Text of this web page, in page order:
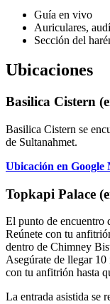
Guía en vivo
Auriculares,
Sección del
Ubicaciones
Basilica Cistern
Basilica Cistern se
de Sultanahmet.
Ubicación en Google
Topkapi Palace
El punto de encuentro
Reúnete con tu
dentro de Chimney
Asegúrate de llegar 10
con tu anfitrión hasta
La entrada asistida se